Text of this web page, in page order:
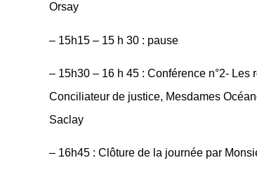
Orsay
– 15h15 – 15 h 30 : pause
– 15h30 – 16 h 45 : Conférence n°2-
Conciliateur de justice, Mesdames
Saclay
– 16h45 : Clôture de la journée par